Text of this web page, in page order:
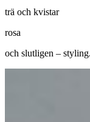
trä och kvistar
rosa
och slutligen –